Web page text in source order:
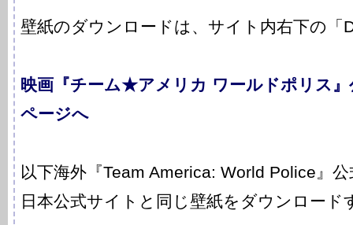
壁紙のダウンロードは、サイト内右下の「
映画『チーム★アメリカ ワールドポリス
ページへ
以下海外『Team America: World Police』
日本公式サイトと同じ壁紙をダウンロード